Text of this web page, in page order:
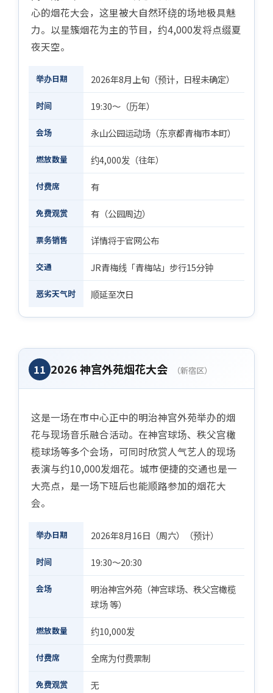
心的烟花大会，这里被大自然环绕的场地极具魅
力。以星簇烟花为主的节目，约4,000发将点缀夏
夜天空。
举办日期 2026年8月上旬（预计，日程未确定）
时间 19:30〜（历年）
会场 永山公园运动场（东京都青梅市本町）
燃放数量 约4,000发（往年）
付费席 有
免费观赏 有（公园周边）
票务销售 详情将于官网公布
交通 JR青梅线「青梅站」步行15分钟
恶劣天气时 顺延至次日
11 2026 神宫外苑烟花大会 （新宿区）
这是一场在市中心正中的明治神宫外苑举办的烟
花与现场音乐融合活动。在神宫球场、秩父宫橄
榄球场等多个会场，可同时欣赏人气艺人的现场
表演与约10,000发烟花。城市便捷的交通也是一
大亮点，是一场下班后也能顺路参加的烟花大
会。
举办日期 2026年8月16日（周六）（预计）
时间 19:30〜20:30
会场
明治神宫外苑（神宫球场、秩父宫橄榄
球场 等）
燃放数量 约10,000发
付费席 全席为付费票制
免费观赏 无